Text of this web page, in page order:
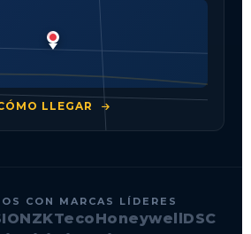
LLEGAR
CON MARCAS LÍDERES
ZKTecoHoneywell DSC